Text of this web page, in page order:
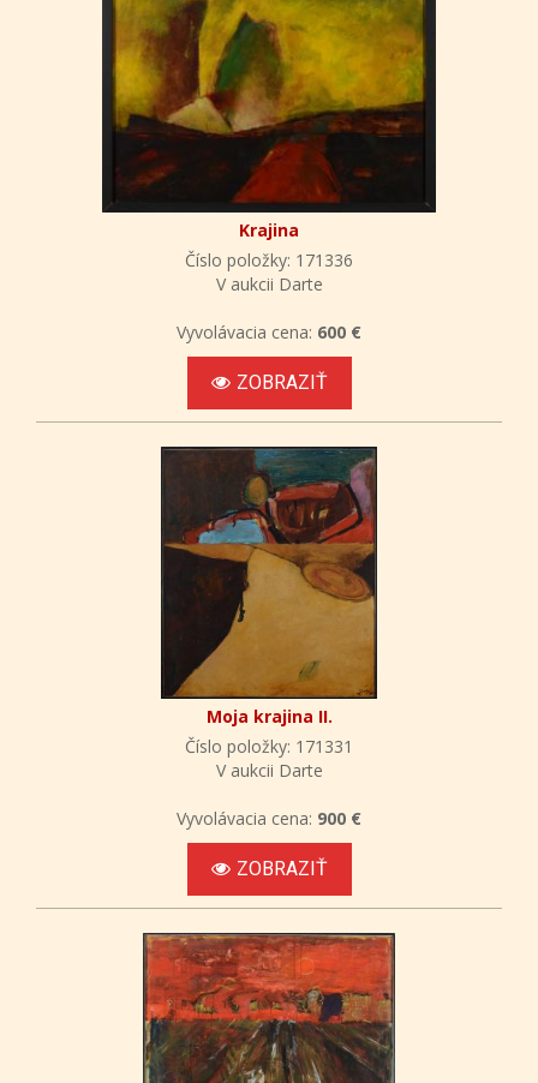
Krajina
Číslo položky: 171336
V aukcii Darte
Vyvolávacia cena: 600 €
ZOBRAZIŤ
Moja krajina II.
Číslo položky: 171331
V aukcii Darte
Vyvolávacia cena: 900 €
ZOBRAZIŤ